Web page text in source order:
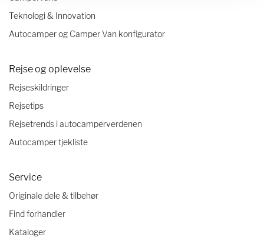
Teknologi & Innovation
Autocamper og Camper Van konfigurator
Rejse og oplevelse
Rejseskildringer
Rejsetips
Rejsetrends i autocamperverdenen
Autocamper tjekliste
Service
Originale dele & tilbehør
Find forhandler
Kataloger